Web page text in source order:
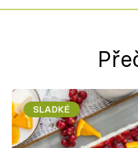
SLADKÉ